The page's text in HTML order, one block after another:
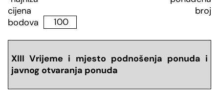
cijena
broj
bodova
100
XIII Vrijeme i mjesto podnošenja ponuda i
javnog otvaranja ponuda